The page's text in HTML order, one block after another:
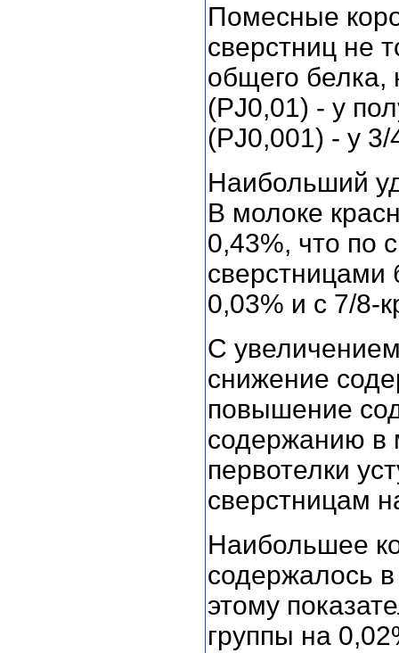
Помесные
сверстниц не
общего белка,
(РЈ0,01) - у
(РЈ0,001) - у 3/
Наибольший
В молоке
0,43%, что по
сверстницами
0,03% и с 7/8-
С
снижение
повышение
содержанию в
первотелки
сверстницам
Наибольшее
содержалось
этому
группы на